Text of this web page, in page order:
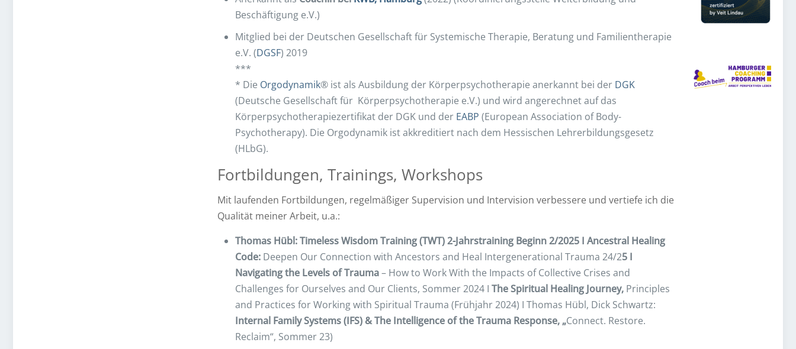
Beschäftigung e.V.)
Mitglied bei der Deutschen Gesellschaft für Systemische Therapie, Beratung und Familientherapie
e.V. (DGSF) 2019
***
* Die Orgodynamik® ist als Ausbildung der Körperpsychotherapie anerkannt bei der DGK
(Deutsche Gesellschaft für Körperpsychotherapie e.V.) und wird angerechnet auf das
Körperpsychotherapiezertifikat der DGK und der EABP (European Association of Body-
Psychotherapy). Die Orgodynamik ist akkreditiert nach dem Hessischen Lehrerbildungsgesetz
(HLbG).
Fortbildungen, Trainings, Workshops
Mit laufenden Fortbildungen, regelmäßiger Supervision und Intervision verbessere und vertiefe ich die
Qualität meiner Arbeit, u.a.:
Thomas Hübl: Timeless Wisdom Training (TWT) 2-Jahrstraining Beginn 2/2025 I Ancestral Healing
Code: Deepen Our Connection with Ancestors and Heal Intergenerational Trauma 24/25 I
Navigating the Levels of Trauma– How to Work With the Impacts of Collective Crises and
Challenges for Ourselves and Our Clients, Sommer 2024 I The Spiritual Healing Journey, Principles
and Practices for Working with Spiritual Trauma (Frühjahr 2024) I Thomas Hübl, Dick Schwartz:
Internal Family Systems (IFS) & The Intelligence of the Trauma Response, „Connect. Restore.
Reclaim“, Sommer 23)